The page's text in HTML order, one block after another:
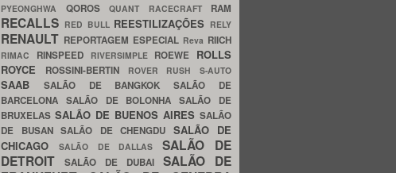
PYEONGHWA QOROS QUANT RACECRAFT RAM
RECALLS RED BULL REESTILIZAÇÕES RELY
RENAULT REPORTAGEM ESPECIAL Reva RIICH
RIMAC RINSPEED RIVERSIMPLE ROEWE ROLLS
ROYCE
ROSSINI-BERTIN ROVER RUSH S-AUTO
SAAB SALÃO DE BANGKOKSALÃO DE
BARCELONA SALÃO DE BOLONHASALÃO DE
BRUXELAS SALÃO DE BUENOS AIRES SALÃO
DE BUSAN SALÃO DE CHENGDU SALÃO DE
CHICAGO
SALÃO DE DALLASSALÃO DE
DETROIT
SALÃO DE DUBAI SALÃO DE